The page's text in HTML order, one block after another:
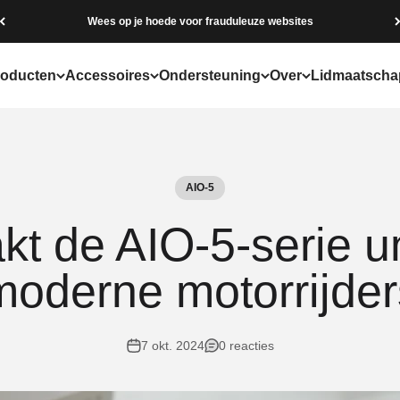
Wees op je hoede voor frauduleuze websites
Accessoires Ondersteuning Over
AIO-5
de AIO-5-serie
7 okt. 2024 0 reacties